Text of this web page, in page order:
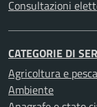
Consultazioni
CATEGORIE DI
Agricoltura e pesca
Ambiente